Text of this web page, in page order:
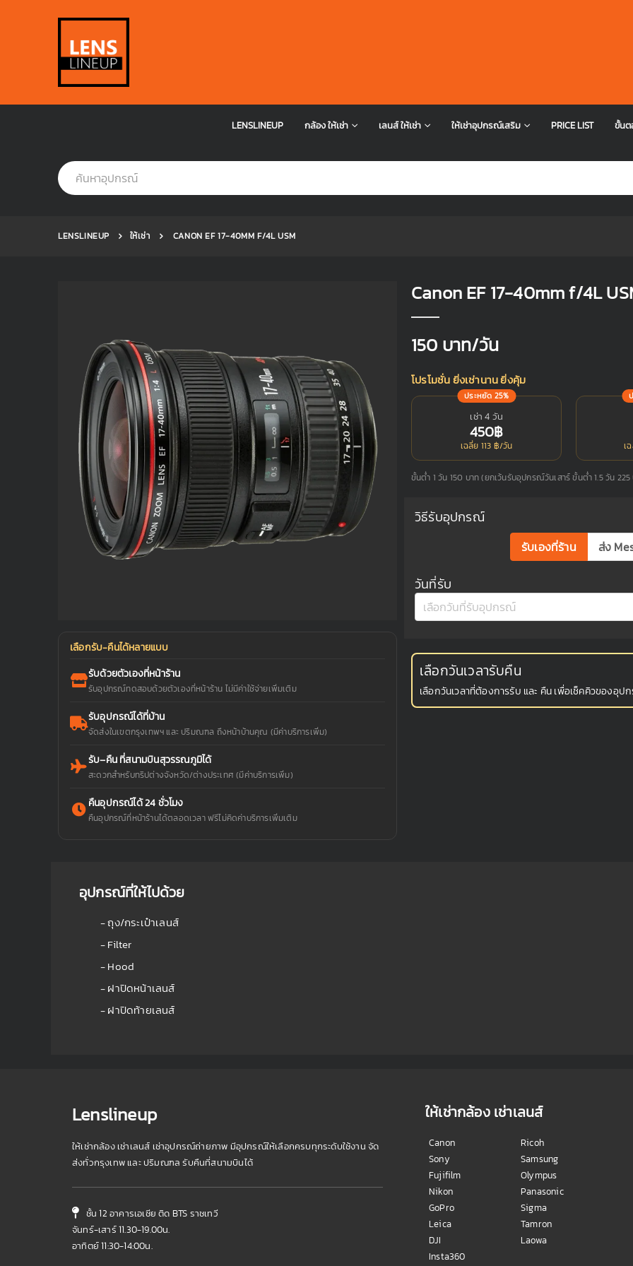
LENSLINEUP กล้อง ให้เช่า เลนส์ ให้เช่า ให้เช่าอุปกรณ์เสริม PRICE LIST ขั้นต
LENSLINEUP ให้เช่า CANON EF 17-40MM F/4L USM
เลือกรับ-คืนได้หลายแบบ
รับด้วยตัวเองที่หน้าร้าน
รับอุปกรณ์ทดสอบด้วยตัวเองที่หน้าร้าน ไม่มีค่าใช้จ่ายเพิ่มเติม
รับอุปกรณ์ได้ที่บ้าน
จัดส่งในเขตกรุงเทพฯ และ ปริมณฑล ถึงหน้าบ้านคุณ (มีค่าบริการเพิ่ม)
รับ–คืน ที่สนามบินสุวรรณภูมิได้
สะดวกสำหรับทริปต่างจังหวัด/ต่างประเทศ (มีค่าบริการเพิ่ม)
คืนอุปกรณ์ได้ 24 ชั่วโมง
คืนอุปกรณ์ที่หน้าร้านได้ตลอดเวลา ฟรีไม่คิดค่าบริการเพิ่มเติม
Canon EF 17-40mm f/4L
150 บาท/วัน
โปรโมชั่น ยิ่งเช่านาน ยิ่งคุ้ม
ประหยัด 25%
เช่า 4 วัน
450฿
เฉลี่ย 113 ฿/วัน เ
ขั้นต่ำ 1 วัน 150 บาท (ยกเว้นรับอุปกรณ์วันเสาร์ ขั้นต่ำ 1.5 วัน 225
วิธีรับอุปกรณ์
รับเองที่ร้าน ส่ง
วันที่รับ
เลือกวันเวลารับคืน
เลือกวันเวลาที่ต้องการรับ และ คืน เพื่อเช็คคิวของอุป
อุปกรณ์ที่ให้ไปด้วย
- ถุง/กระเป๋าเลนส์
- Filter
- Hood
- ฝาปิดหน้าเลนส์
- ฝาปิดท้ายเลนส์
Lenslineup
ให้เช่ากล้อง เช่าเลนส์ เช่าอุปกรณ์ถ่ายภาพ มีอุปกรณ์ให้เลือกครบทุกระดับใช้งาน จัด
ส่งทั่วกรุงเทพ และ ปริมณฑล รับคืนที่สนามบินได้
ชั้น 12 อาคารเอเชีย ติด BTS ราชเทวี
จันทร์-เสาร์ 11.30-19.00น.
อาทิตย์ 11:30-14:00น.
ให้เช่ากล้อง เช่าเลนส์
Canon
Sony
Fujifilm
Nikon
GoPro
Leica
DJI
Insta360
Ricoh
Samsung
Olympus
Panasonic
Sigma
Tamron
Laowa